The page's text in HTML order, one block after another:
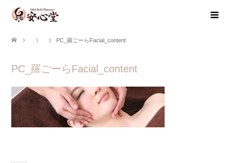
PC_羅ごーらFacial_content
PC_羅ごーらFacial_content